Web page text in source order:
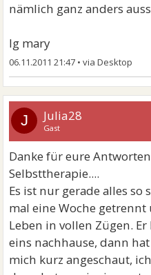
nämlich ganz anders
lg mary
06.11.2011 21:47 •
J Julia28
Gast
Danke für eure
Selbsttherapie....
Es ist nur gerade alles
mal eine Woche
Leben in vollen Zügen.
eins nachhause, dann
mich kurz angeschaut,